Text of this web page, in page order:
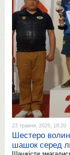
23 травня, 2025, 18:20
Шестеро
шашок серед